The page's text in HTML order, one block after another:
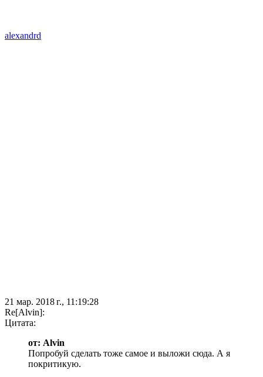
alexandrd
21 мар. 2018 г., 11:19:28
Re[Alvin]:
Цитата:
от: Alvin
Попробуй сделать тоже самое и выложи сюда. А я
покритикую.